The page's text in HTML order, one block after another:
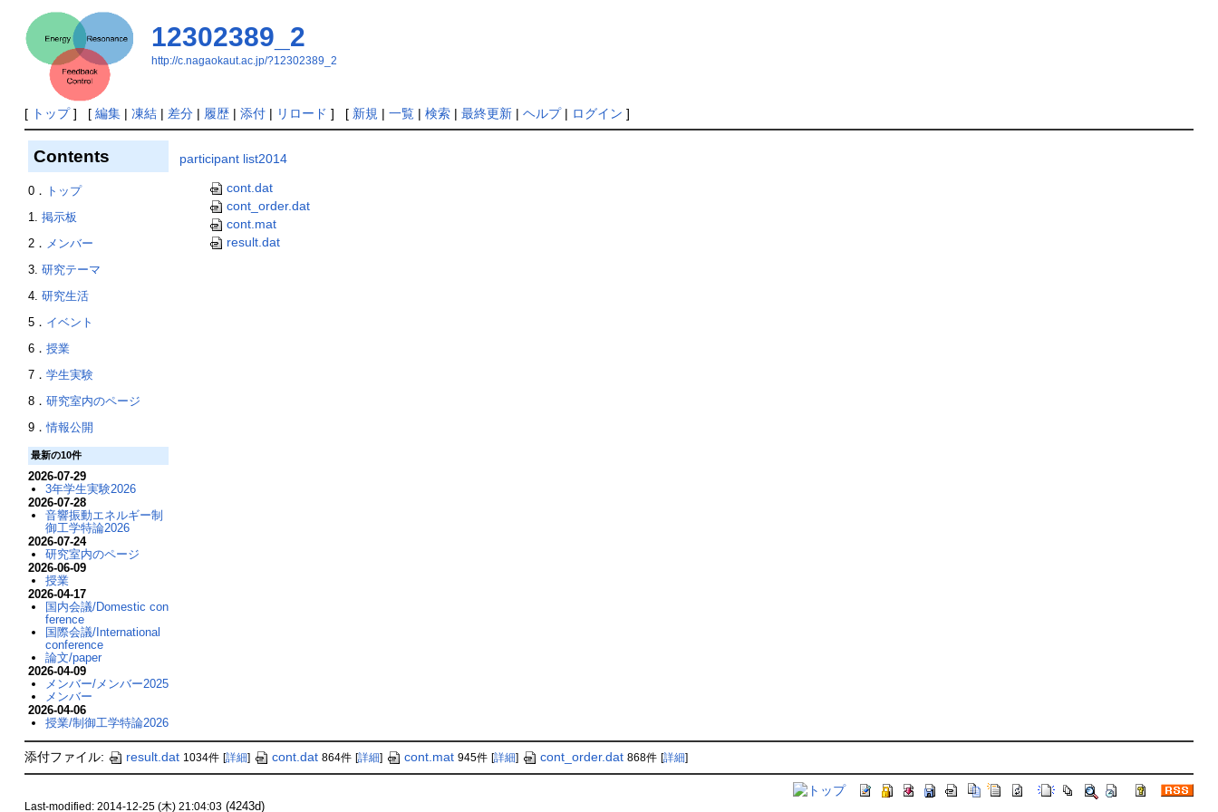
12302389_2
http://c.nagaokaut.ac.jp/?12302389_2
[ トップ] [ 編集| 凍結| 差分| 履歴| 添付| リロード ] [ 新規 | 一覧| 検索| 最終更新| ヘルプ| ログイン ]
participant list2014
cont.dat
cont_order.dat
cont.mat
result.dat
Contents
0． トップ
1. 掲示板
2． メンバー
3. 研究テーマ
4. 研究生活
5． イベント
6． 授業
7． 学生実験
8． 研究室内のページ
9．情報公開
最新の10件
2026-07-29
3年学生実験2026
2026-07-28
音響振動エネルギー制
御工学特論2026
2026-07-24
研究室内のページ
2026-06-09
授業
2026-04-17
国内会議/Domestic con
ference
国際会議/International
conference
論文/paper
2026-04-09
メンバー/メンバー2025
メンバー
2026-04-06
授業/制御工学特論2026
添付ファイル: result.dat 1034件 [詳細] cont.dat 864件 [詳細] cont.mat 945件 [詳細] cont_order.dat 868件 [詳細]
Last-modified: 2014-12-25 (木) 21:04:03(4243d)